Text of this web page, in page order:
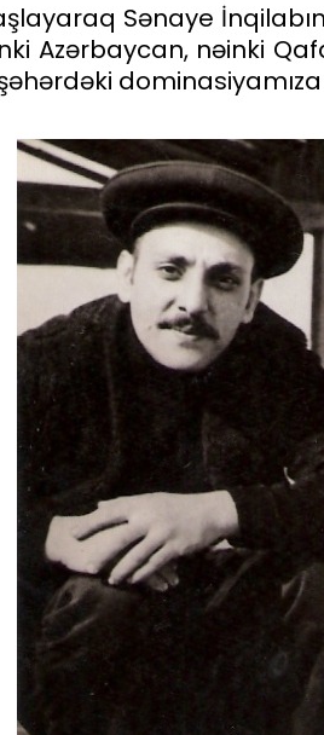
Sənaye
Azərbaycan, nəinki